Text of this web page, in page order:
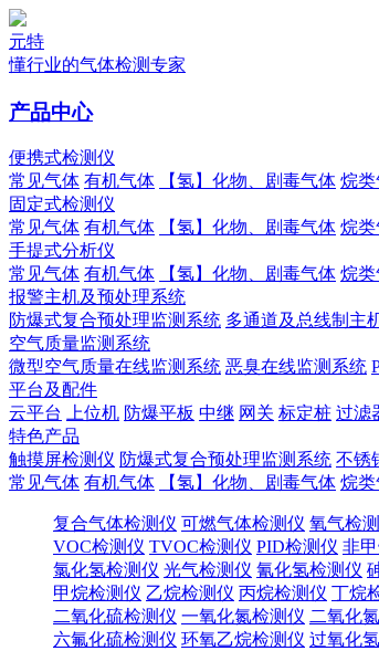
元特
懂行业的气体检测专家
产品中心
便携式检测仪
常见气体 有机气体 【氢】化物、剧毒气体 烷
固定式检测仪
常见气体 有机气体 【氢】化物、剧毒气体 烷
手提式分析仪
常见气体 有机气体 【氢】化物、剧毒气体 烷
报警主机及预处理系统
防爆式复合预处理监测系统 多通道及总线制主
空气质量监测系统
微型空气质量在线监测系统 恶臭在线监测系统
平台及配件
云平台 上位机 防爆平板 中继 网关 标定桩 过滤
特色产品
触摸屏检测仪 防爆式复合预处理监测系统 不锈
常见气体 有机气体 【氢】化物、剧毒气体 烷
复合气体检测仪 可燃气体检测仪 氧气检
VOC检测仪 TVOC检测仪 PID检测仪 非
氯化氢检测仪 光气检测仪 氰化氢检测仪
甲烷检测仪 乙烷检测仪 丙烷检测仪 丁烷
二氧化硫检测仪 一氧化氮检测仪 二氧化
六氟化硫检测仪 环氧乙烷检测仪 过氧化